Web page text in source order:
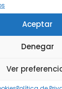
Aceptar
Denegar
Ver
Los
elemento clave
donde la luz
las 24 horas
invierno. El